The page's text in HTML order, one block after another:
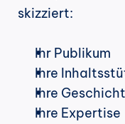
skizziert:
Ihr Publikum
Ihre
Ihre
Ihre Expertise